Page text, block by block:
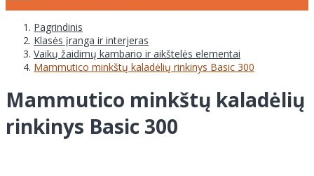
Pagrindinis
Klasės įranga ir interjeras
Vaikų žaidimų kambario ir aikštelės elementai
Mammutico minkštų kaladėlių rinkinys Basic 300
Mammutico minkštų kaladėlių
rinkinys Basic 300